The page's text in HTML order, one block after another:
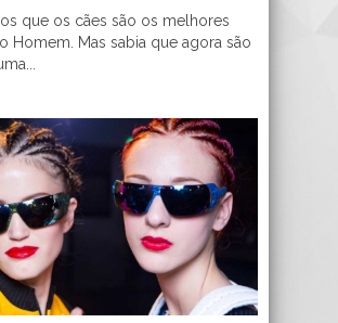
que os cães são os melhores
Homem. Mas sabia que agora são